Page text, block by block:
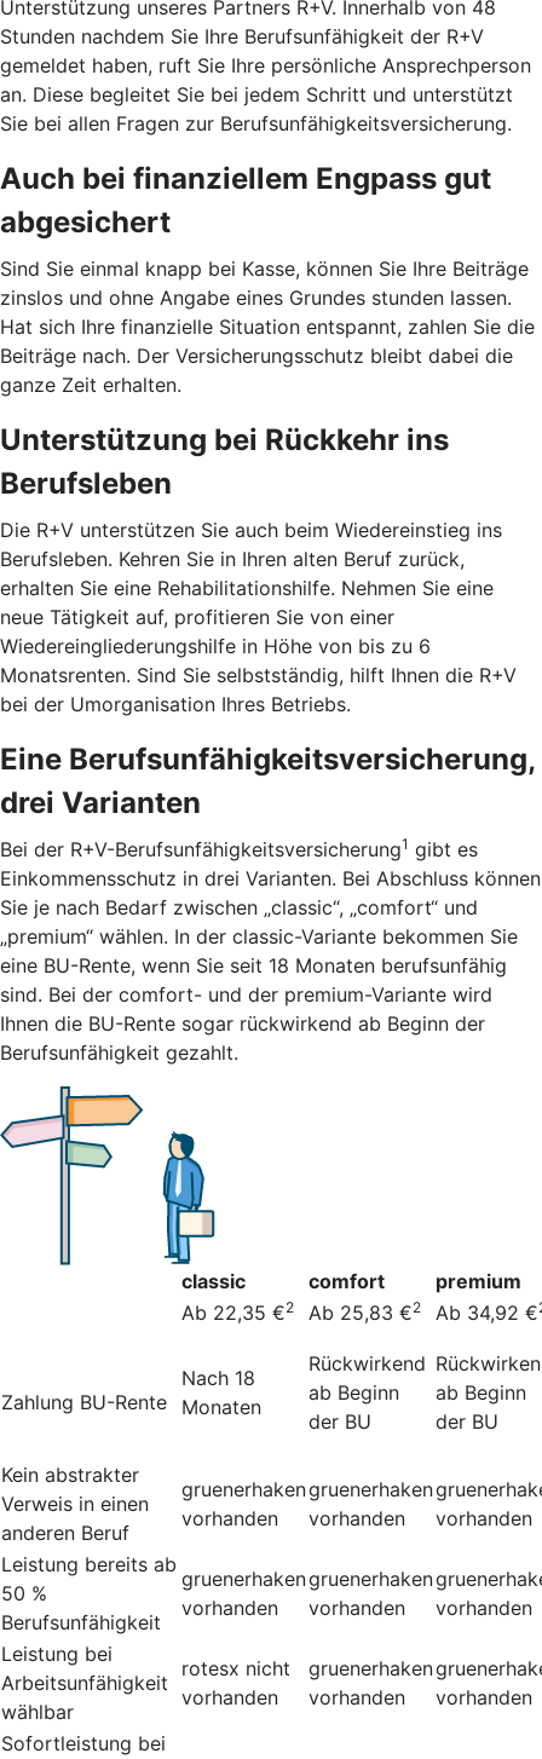
Unterstützung unseres Partners R+V. Innerhalb von 48
Stunden nachdem Sie Ihre Berufsunfähigkeit der R+V
gemeldet haben, ruft Sie Ihre persönliche Ansprechperson
an. Diese begleitet Sie bei jedem Schritt und unterstützt
Sie bei allen Fragen zur Berufsunfähigkeitsversicherung.
Auch bei finanziellem Engpass gut
abgesichert
Sind Sie einmal knapp bei Kasse, können Sie Ihre Beiträge
zinslos und ohne Angabe eines Grundes stunden lassen.
Hat sich Ihre finanzielle Situation entspannt, zahlen Sie die
Beiträge nach. Der Versicherungsschutz bleibt dabei die
ganze Zeit erhalten.
Unterstützung bei Rückkehr ins
Berufsleben
Die R+V unterstützen Sie auch beim Wiedereinstieg ins
Berufsleben. Kehren Sie in Ihren alten Beruf zurück,
erhalten Sie eine Rehabilitationshilfe. Nehmen Sie eine
neue Tätigkeit auf, profitieren Sie von einer
Wiedereingliederungshilfe in Höhe von bis zu 6
Monatsrenten. Sind Sie selbstständig, hilft Ihnen die R+V
bei der Umorganisation Ihres Betriebs.
Eine Berufsunfähigkeitsversicherung,
drei Varianten
Bei der R+V-Berufsunfähigkeitsversicherung1 gibt es
Einkommensschutz in drei Varianten. Bei Abschluss können
Sie je nach Bedarf zwischen „classic“, „comfort“ und
„premium“ wählen. In der classic-Variante bekommen Sie
eine BU-Rente, wenn Sie seit 18 Monaten berufsunfähig
sind. Bei der comfort- und der premium-Variante wird
Ihnen die BU-Rente sogar rückwirkend ab Beginn der
Berufsunfähigkeit gezahlt.
classic comfort
premium
Ab 22,35 €2 Ab 25,83 €2 Ab 34,92 €
Zahlung BU-Rente
Nach 18
Monaten
Rückwirkend
ab Beginn
der BU
ab Beginn
der BU
Kein abstrakter
Verweis in einen
anderen Beruf
gruenerhaken
vorhanden
gruenerhaken
vorhanden
vorhanden
Leistung bereits ab
50 %
Berufsunfähigkeit
gruenerhaken
vorhanden
gruenerhaken
vorhanden
vorhanden
Leistung bei
Arbeitsunfähigkeit
wählbar
rotesx nicht
vorhanden
gruenerhaken
vorhanden
vorhanden
Sofortleistung bei